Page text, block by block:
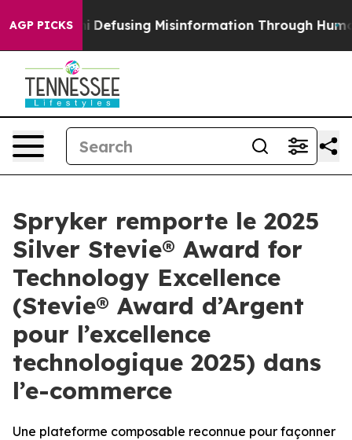
AGP PICKSDefusing Misinformation Through Humor
Spryker remporte le 2025
Silver Stevie® Award for
Technology Excellence
(Stevie® Award d’Argent
pour l’excellence
technologique 2025) dans
l’e-commerce
Une plateforme composable reconnue pour façonner